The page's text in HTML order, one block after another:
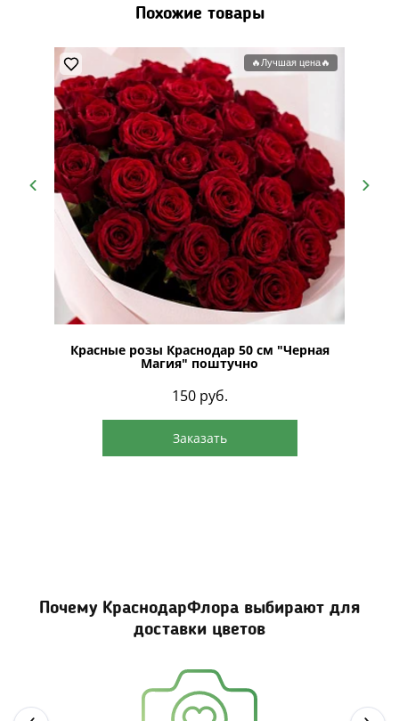
Похожие товары
🔥Лучшая цена🔥
Красные розы Краснодар 50 см "Черная
Магия" поштучно
150 руб.
Заказать
Почему КраснодарФлора выбирают для
доставки цветов